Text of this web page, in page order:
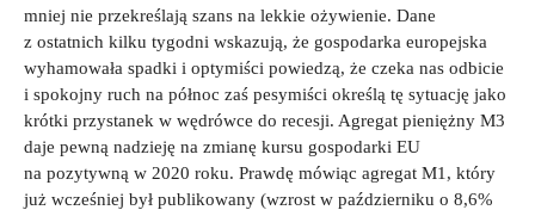
mniej nie przekreślają szans na lekkie ożywienie. Dane
z ostatnich kilku tygodni wskazują, że gospodarka europejska
wyhamowała spadki i optymiści powiedzą, że czeka nas odbicie
i spokojny ruch na północ zaś pesymiści określą tę sytuację jako
krótki przystanek w wędrówce do recesji. Agregat pieniężny M3
daje pewną nadzieję na zmianę kursu gospodarki EU
na pozytywną w 2020 roku. Prawdę mówiąc agregat M1, który
już wcześniej był publikowany (wzrost w październiku o 8,6%